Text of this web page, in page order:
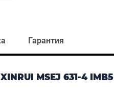
Гарантия
MSEJ 631-4 IMB5